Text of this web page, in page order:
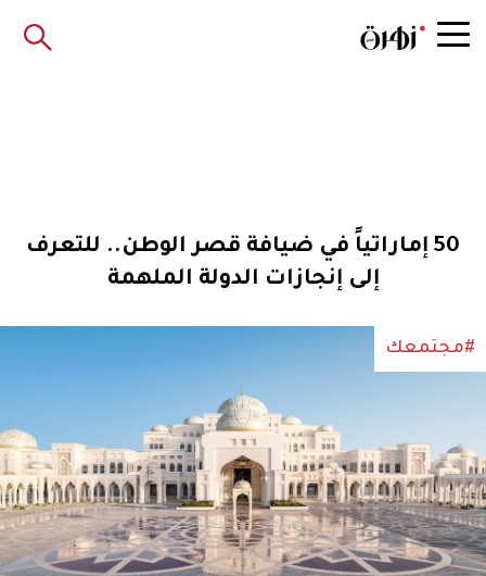
50 إماراتياً في ضيافة قصر الوطن.. للتعرف
إلى إنجازات الدولة الملهمة
#مجتمعك